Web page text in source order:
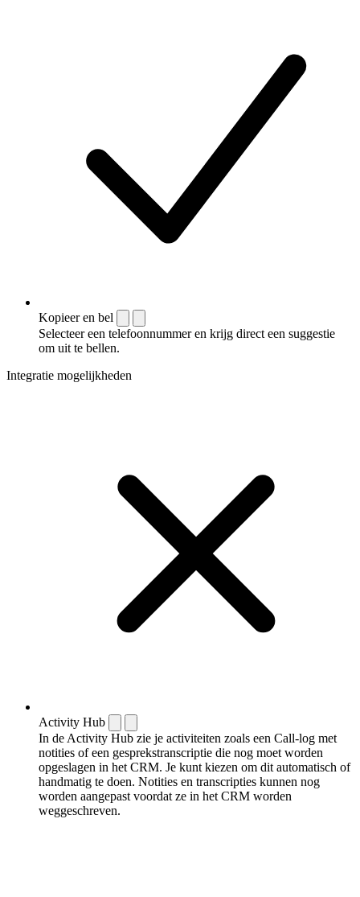
Kopieer en bel
Selecteer een telefoonnummer en krijg direct een suggestie
om uit te bellen.
Integratie mogelijkheden
Activity Hub
In de Activity Hub zie je activiteiten zoals een Call-log met
notities of een gespreks­transcriptie die nog moet worden
opgeslagen in het CRM. Je kunt kiezen om dit automatisch of
handmatig te doen. Notities en transcripties kunnen nog
worden aangepast voordat ze in het CRM worden
weggeschreven.